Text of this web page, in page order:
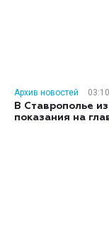
Архив новостей
03:10
В Ставрополье
показания на